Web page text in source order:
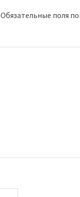
Обязательные поля